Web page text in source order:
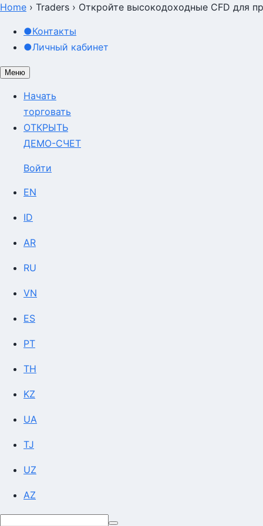
Home › Traders › Откройте высокодоходные CFD для
●Контакты
●Личный кабинет
Меню
Начать
торговать
ОТКРЫТЬ
ДЕМО-СЧЕТ
Войти
EN
ID
AR
RU
VN
ES
PT
TH
KZ
UA
TJ
UZ
AZ